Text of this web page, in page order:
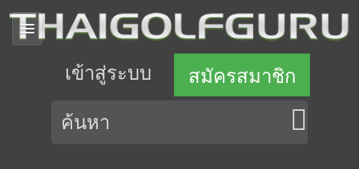
เข้าสู่ระบบ สมัครสมาชิก